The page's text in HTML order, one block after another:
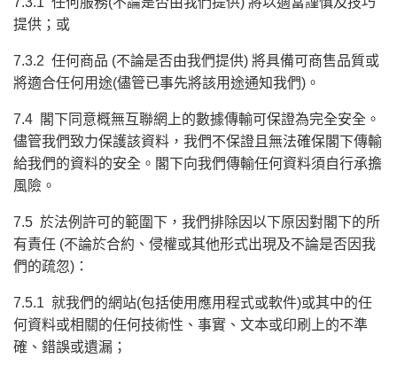
提供；或
7.3.2 任何商品 (不論是否由我們提供) 將具備可商售品質或
將適合任何用途(儘管已事先將該用途通知我們)。
7.4 閣下同意概無互聯網上的數據傳輸可保證為完全安全。
儘管我們致力保護該資料，我們不保證且無法確保閣下傳輸
給我們的資料的安全。閣下向我們傳輸任何資料須自行承擔
風險。
7.5 於法例許可的範圍下，我們排除因以下原因對閣下的所
有責任 (不論於合約、侵權或其他形式出現及不論是否因我
們的疏忽)：
7.5.1 就我們的網站(包括使用應用程式或軟件)或其中的任
何資料或相關的任何技術性、事實、文本或印刷上的不準
確、錯誤或遺漏；